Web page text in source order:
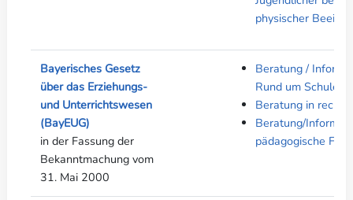
physischer
Bayerisches Gesetz
über das Erziehungs-
und Unterrichtswesen
(BayEUG)
in der Fassung der
Bekanntmachung vom
31. Mai 2000
Beratung /
Rund um Schule
Beratung in
Beratung/
pädagogische